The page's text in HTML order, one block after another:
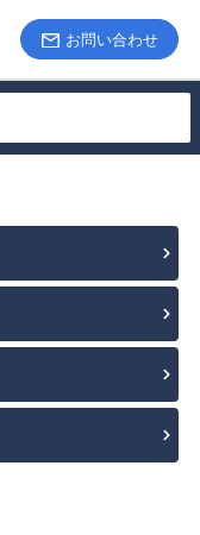
お問い合わせ